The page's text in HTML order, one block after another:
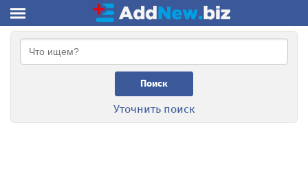
Поиск
Уточнить поиск